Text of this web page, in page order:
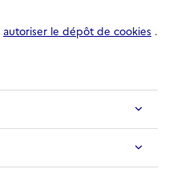
autoriser le dépôt de cookies .